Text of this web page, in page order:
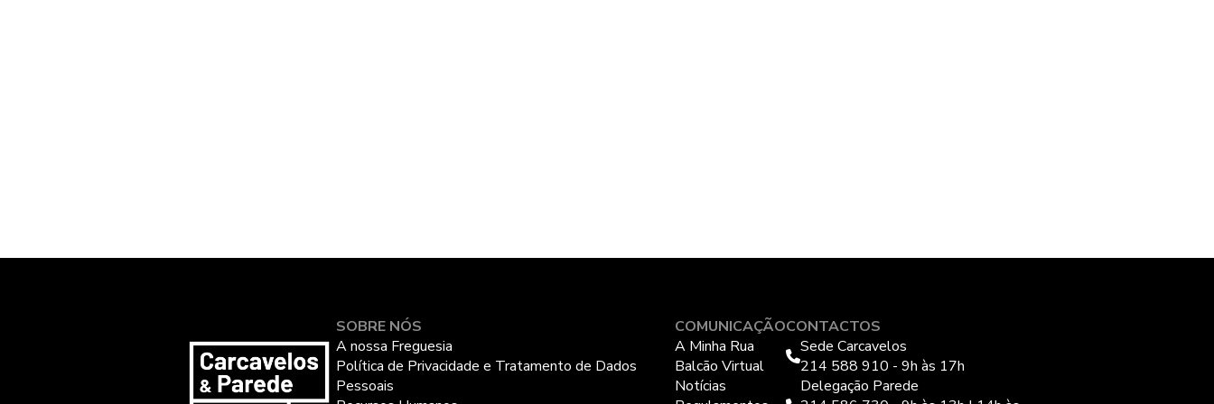
SOBRE NÓS
A nossa Freguesia
Política de Privacidade e Tratamento de Dados
Pessoais
COMUNICAÇÃO
A Minha Rua
Balcão Virtual
Notícias
CONTACTOS
Sede Carcavelos
214 588 910 - 9h às 17h
Delegação Parede